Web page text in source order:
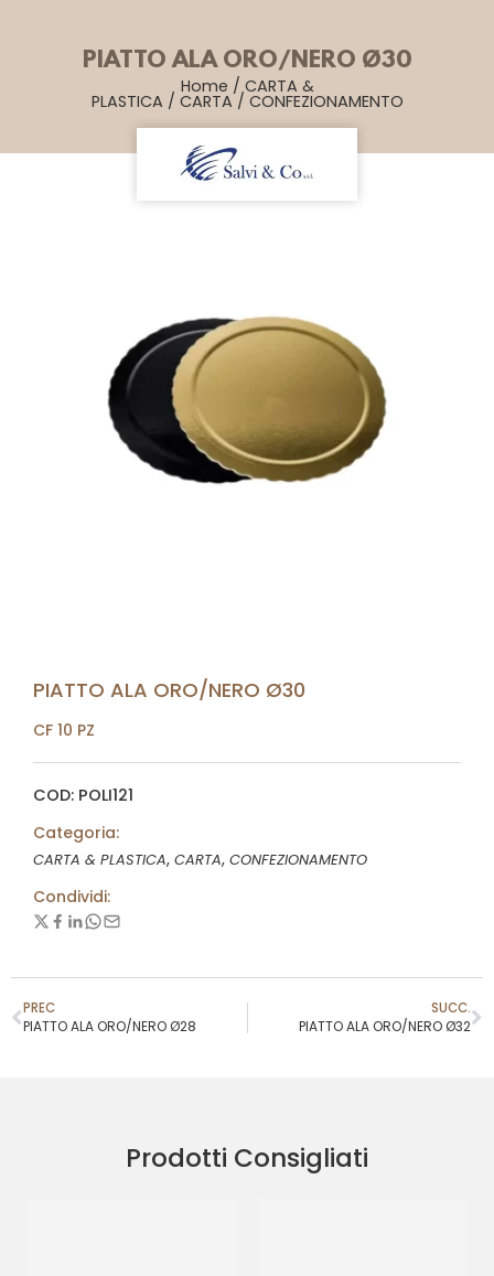
PIATTO ALA ORO/NERO Ø30
Home /CARTA &
PLASTICA / CARTA / CONFEZIONAMENTO
PIATTO ALA ORO/NERO Ø30
CF 10 PZ
COD: POLI121
Categoria:
CARTA & PLASTICA, CARTA, CONFEZIONAMENTO
Condividi:
PREC
PIATTO ALA ORO/NERO Ø28
SUCC.
PIATTO ALA ORO/NERO Ø32
Prodotti Consigliati